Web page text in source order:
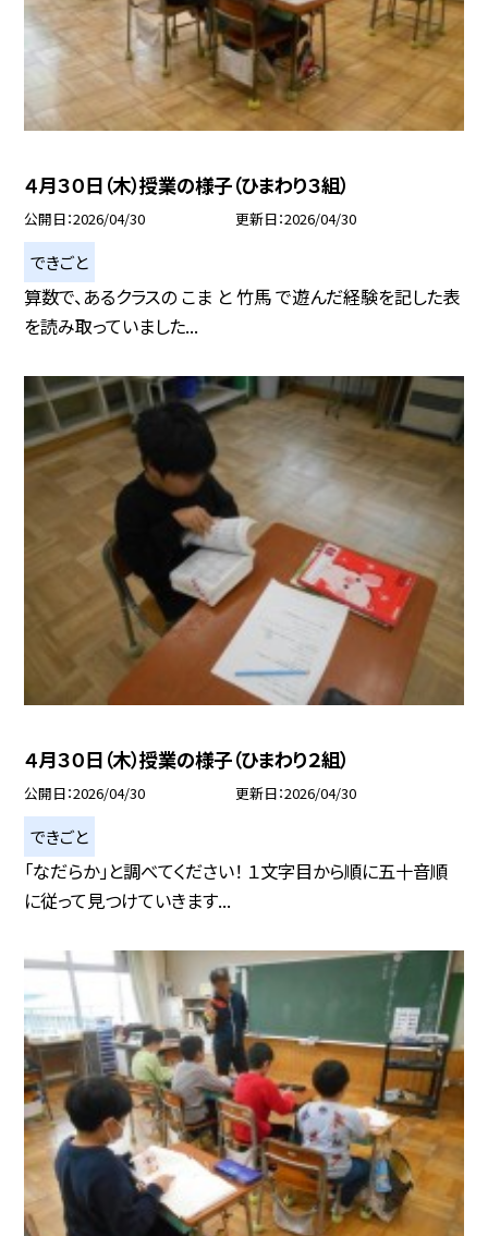
４月３０日（木）授業の様子（ひまわり３組）
公開日 2026/04/30 更新日 2026/04/30
できごと
算数で、あるクラスの こま と 竹馬 で遊んだ経験を記した表
を読み取っていました...
４月３０日（木）授業の様子（ひまわり２組）
公開日 2026/04/30 更新日 2026/04/30
できごと
「なだらか」と調べてください！ １文字目から順に五十音順
に従って見つけていきます...